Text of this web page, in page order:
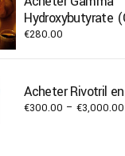
Hydroxybutyrate
Liquide
€280.00
Acheter Rivotril
€300.00 – €3,000.00